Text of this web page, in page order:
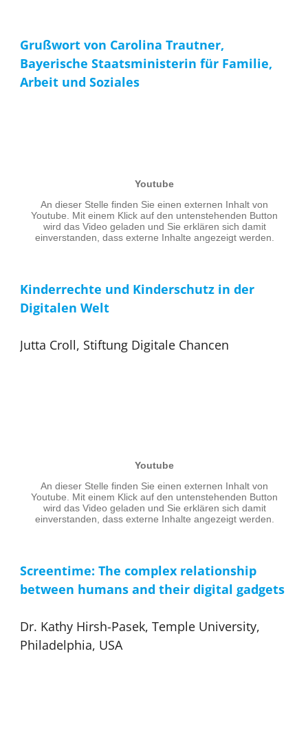
Grußwort von Carolina Trautner,
Bayerische Staatsministerin für Familie,
Arbeit und Soziales
Kinderrechte und Kinderschutz in der
Digitalen Welt
Jutta Croll, Stiftung Digitale Chancen
Screentime: The complex relationship
between humans and their digital gadgets
Dr. Kathy Hirsh-Pasek, Temple University,
Philadelphia, USA